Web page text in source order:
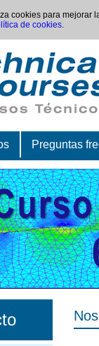
cookies para mejorar
de cookies.
Preguntas